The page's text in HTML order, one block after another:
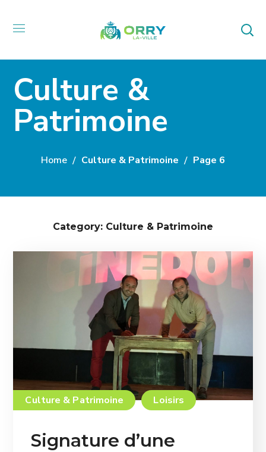
Culture &
Patrimoine
Home Culture & Patrimoine Page 6
Category: Culture & Patrimoine
Culture & Patrimoine Loisirs
Signature d’une